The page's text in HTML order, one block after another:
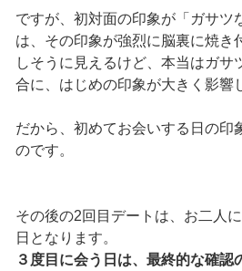
ですが、初対面の印象が「ガサツ
は、その印象が強烈に脳裏に焼き
しそうに見えるけど、本当はガサ
合に、はじめの印象が大きく影響
だから、初めてお会いする日の印
のです。
その後の2回目デートは、お二人
日となります。
３度目に会う日は、最終的な確認